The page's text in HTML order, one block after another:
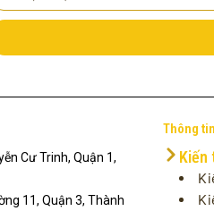
Cư Trinh, Quận 1,
11, Quận 3, Thành
Thông
Kiến